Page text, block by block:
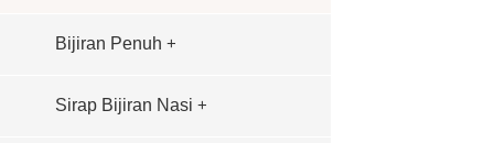
Bijiran Penuh +
Sirap Bijiran Nasi +